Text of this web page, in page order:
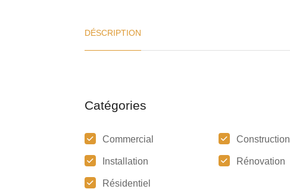
DÉSCRIPTION
Catégories
Commercial Construction
Installation Rénovation
Résidentiel